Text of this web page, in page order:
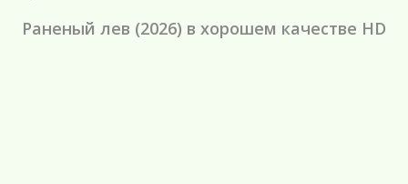
Раненый лев (2026) в хорошем качестве HD